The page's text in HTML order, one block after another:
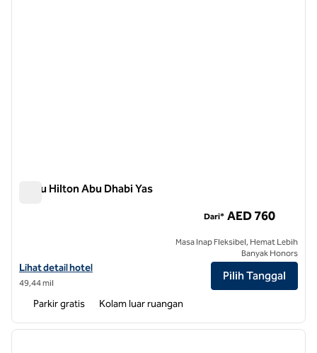
Pulau Hilton Abu Dhabi Yas
Lihat detail hotel untuk Hilton Abu Dhabi Yas Island
Lihat detail hotel
49,44 mil
Dari* AED 760
Masa Inap Fleksibel, Hemat Lebih
Banyak Honors
Pilih Tanggal
Parkir gratis Kolam luar ruangan
1 dari 12